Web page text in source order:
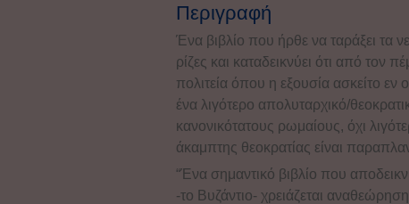
Περιγραφή
Ένα βιβλίο που ήρθε να ταράξει τα
ρίζες και καταδεικνύει ότι από
πολιτεία όπου η εξουσία ασκείτο
ένα λιγότερο απολυταρχικό/
κανονικότατους ρωμαίους, όχι
άκαμπτης θεοκρατίας είναι
“Ένα σημαντικό βιβλίο που
-το Βυζάντιο- χρειάζεται